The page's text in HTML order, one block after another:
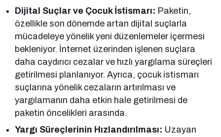
Dijital Suçlar ve Çocuk İstismarı: Paketin,
özellikle son dönemde artan dijital suçlarla
mücadeleye yönelik yeni düzenlemeler içermesi
bekleniyor. İnternet üzerinden işlenen suçlara
daha caydırıcı cezalar ve hızlı yargılama süreçleri
getirilmesi planlanıyor. Ayrıca, çocuk istismarı
suçlarına yönelik cezaların artırılması ve
yargılamanın daha etkin hale getirilmesi de
paketin öncelikleri arasında.
Yargı Süreçlerinin Hızlandırılması: Uzayan